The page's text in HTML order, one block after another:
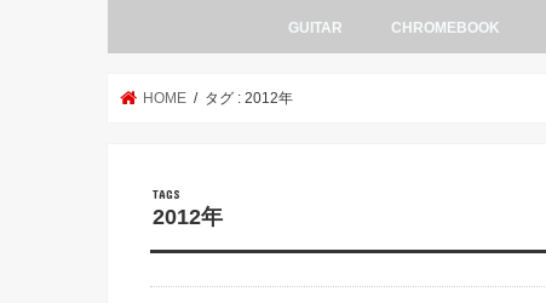
GUITAR CHROMEBOOK
HOME タグ : 2012年
2012年